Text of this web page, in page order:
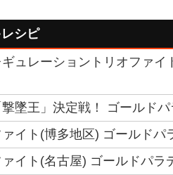
シピ
ギュレーショントリオファ
墜王」決定戦！ ゴールド
イト(博多地区) ゴールド
イト(名古屋) ゴールドパ